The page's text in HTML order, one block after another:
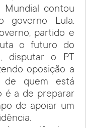
Mundial contou
governo Lula.
partido e
o futuro do
disputar o PT
oposição a
de quem está
é a de preparar
de apoiar um